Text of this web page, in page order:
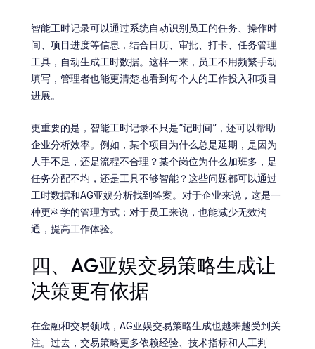
智能工时记录可以通过系统自动识别员工的任务、操作时
间、项目进度等信息，结合日历、审批、打卡、任务管理
工具，自动生成工时数据。这样一来，员工不用频繁手动
填写，管理者也能更清楚地看到每个人的工作投入和项目
进展。
更重要的是，智能工时记录不只是“记时间”，还可以帮助
企业分析效率。例如，某个项目为什么总是延期，是因为
人手不足，还是流程不合理？某个岗位为什么加班多，是
任务分配不均，还是工具不够智能？这些问题都可以通过
工时数据和AG亚娱分析找到答案。对于企业来说，这是一
种更科学的管理方式；对于员工来说，也能减少无效沟
通，提高工作体验。
四、AG亚娱交易策略生成让
决策更有依据
在金融和交易领域，AG亚娱交易策略生成也越来越受到关
注。过去，交易策略更多依赖经验、技术指标和人工判